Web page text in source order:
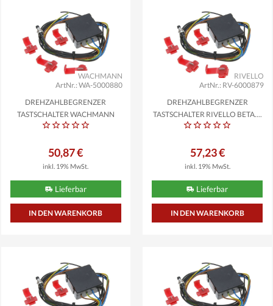
ArtNr.: WA-5000880
WACHMANN
DREHZAHLBEGRENZER
TASTSCHALTER WACHMANN
KOMPATIBEL...
50,87 €
inkl. 19% MwSt.
Lieferbar
ArtNr.: RV-6000879
RIVELLO
DREHZAHLBEGRENZER
TASTSCHALTER RIVELLO BETA,...
57,23 €
inkl. 19% MwSt.
Lieferbar